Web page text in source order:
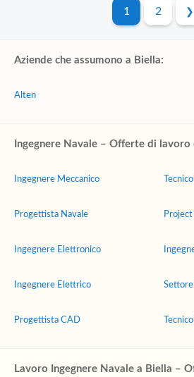
1 2
Aziende che assumono a Biella:
Alten
Ingegnere Navale – Offerte di
Ingegnere Meccanico
Progettista Navale
Ingegnere Elettronico
Ingegnere Elettrico
Progettista CAD
Lavoro Ingegnere Navale a Biella –